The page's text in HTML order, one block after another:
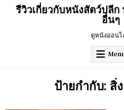
รีวิวเกี่ยวกับหนังสัตว์ปลี
อื่นๆ
ดูหนังออน
ป้ายกำกับ: สิ่